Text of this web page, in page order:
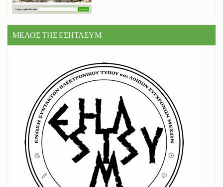
ΜΕΛΟΣ ΤΗΣ ΕΣΗΤΛΣΥΜ